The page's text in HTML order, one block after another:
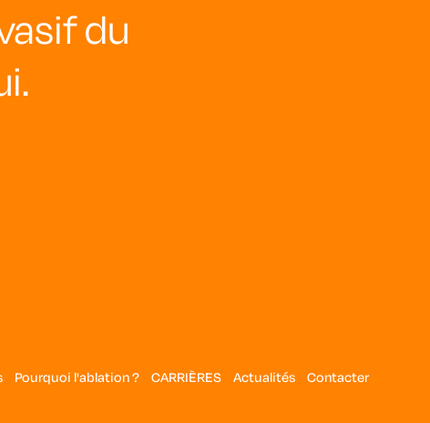
du
Pourquoi l'ablation ? CARRIÈRES Actualités Contacter